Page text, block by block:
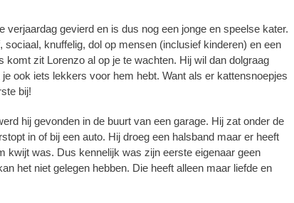
verjaardag gevierd en is dus nog een jonge en speelse kater.
knuffelig, dol op mensen (inclusief kinderen) en een
zit Lorenzo al op je te wachten. Hij wil dan dolgraag
ook iets lekkers voor hem hebt. Want als er kattensnoepjes
bij!
hij gevonden in de buurt van een garage. Hij zat onder de
in of bij een auto. Hij droeg een halsband maar er heeft
kwijt was. Dus kennelijk was zijn eerste eigenaar geen
het niet gelegen hebben. Die heeft alleen maar liefde en